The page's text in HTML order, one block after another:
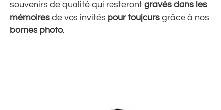
souvenirs de qualité qui resteront gravés dans les
mémoires de vos invités pour toujours grâce à nos
bornes photo.